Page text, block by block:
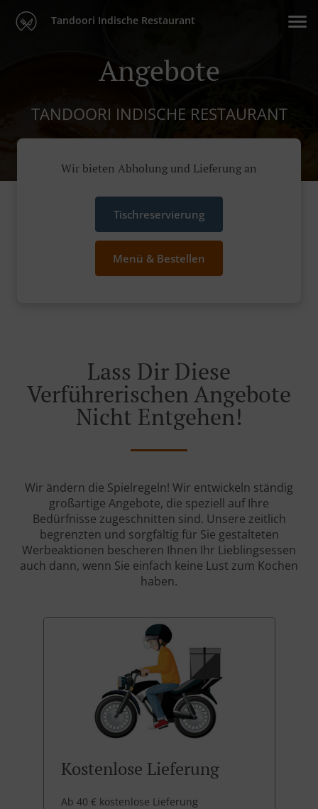
Tandoori Indische Restaurant
Angebote
TANDOORI INDISCHE RESTAURANT
Wir bieten Abholung und Lieferung an
Tischreservierung
Menü & Bestellen
Lass Dir Diese
Verführerischen Angebote
Nicht Entgehen!
Wir ändern die Spielregeln! Wir entwickeln ständig
großartige Angebote, die speziell auf Ihre
Bedürfnisse zugeschnitten sind. Unsere zeitlich
begrenzten und sorgfältig für Sie gestalteten
Werbeaktionen bescheren Ihnen Ihr Lieblingsessen
auch dann, wenn Sie einfach keine Lust zum Kochen
haben.
Kostenlose Lieferung
Ab 40 € kostenlose Lieferung